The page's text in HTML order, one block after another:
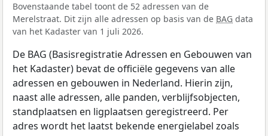
Bovenstaande tabel toont de 52 adressen van de
Merelstraat. Dit zijn alle adressen op basis van de BAG data
van het Kadaster van 1 juli 2026.
De BAG (Basisregistratie Adressen en Gebouwen van
het Kadaster) bevat de officiële gegevens van alle
adressen en gebouwen in Nederland. Hierin zijn,
naast alle adressen, alle panden, verblijfsobjecten,
standplaatsen en ligplaatsen geregistreerd. Per
adres wordt het laatst bekende energielabel zoals